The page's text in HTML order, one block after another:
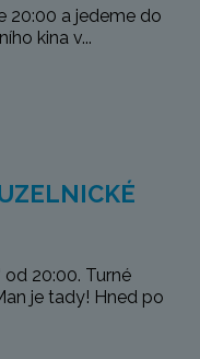
20:00 a jedeme do
kina v...
od 20:00. Turné
je tady! Hned po